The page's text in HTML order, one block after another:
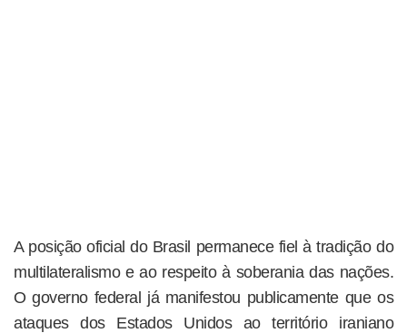
A posição oficial do Brasil permanece fiel à tradição do
multilateralismo e ao respeito à soberania das nações.
O governo federal já manifestou publicamente que os
ataques dos Estados Unidos ao território iraniano